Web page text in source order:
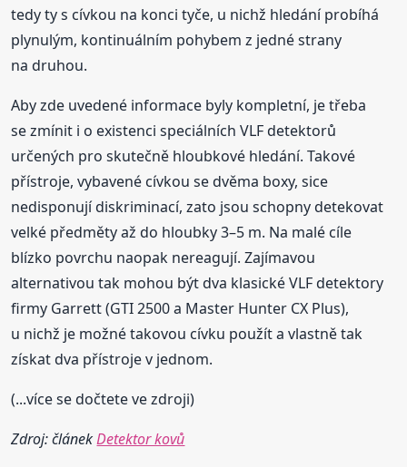
tedy ty s cívkou na konci tyče, u nichž hledání probíhá
plynulým, kontinuálním pohybem z jedné strany
na druhou.
Aby zde uvedené informace byly kompletní, je třeba
se zmínit i o existenci speciálních VLF detektorů
určených pro skutečně hloubkové hledání. Takové
přístroje, vybavené cívkou se dvěma boxy, sice
nedisponují diskriminací, zato jsou schopny detekovat
velké předměty až do hloubky 3–5 m. Na malé cíle
blízko povrchu naopak nereagují. Zajímavou
alternativou tak mohou být dva klasické VLF detektory
firmy Garrett (GTI 2500 a Master Hunter CX Plus),
u nichž je možné takovou cívku použít a vlastně tak
získat dva přístroje v jednom.
(...více se dočtete ve zdroji)
Zdroj: článekDetektor kovů